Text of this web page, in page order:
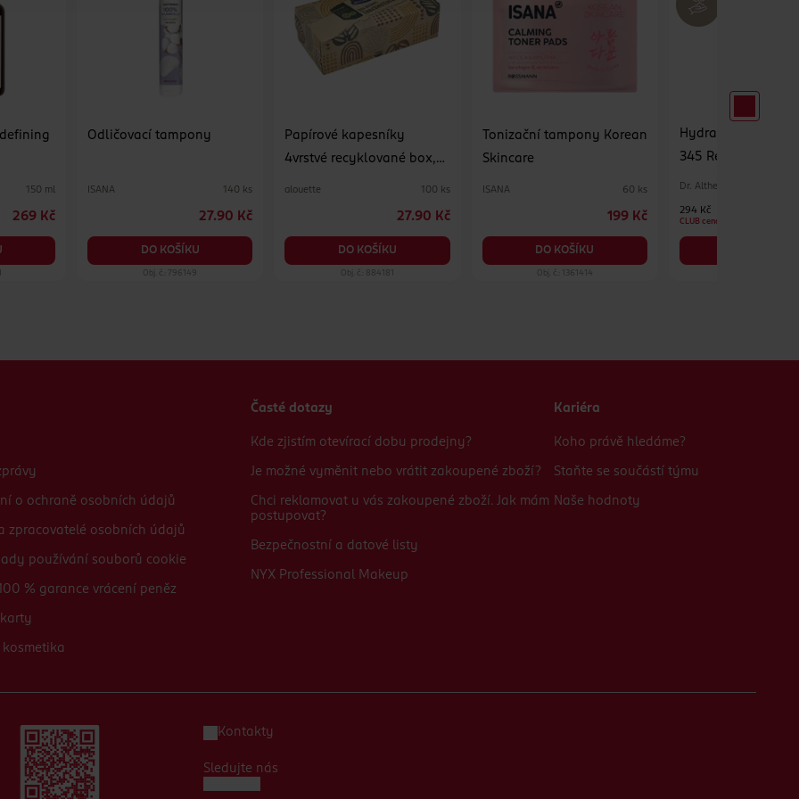
150 ml
269 Kč
Odličovací tampony
ISANA 140 ks
27.90 Kč
DO KOŠÍKU
Obj. č.: 796149
Papírové kapesníky
4vrstvé recyklované box,
alouette 100 ks
27.90 Kč
DO KOŠÍKU
Obj. č.: 884181
Tonizační tampony Korean
Skincare
ISANA 60 ks
199 Kč
DO KOŠÍKU
Obj. č.: 1361414
Hydratační
345 Relief Cream
Dr. Althea
294 Kč
CLUB cena
o ochraně osobních údajů
zpracovatelé osobních údajů
používání souborů cookie
% garance vrácení peněz
kosmetika
Časté dotazy
Kde zjistím otevírací dobu prodejny?
Je možné vyměnit nebo vrátit zakoupené zboží?
Chci reklamovat u vás zakoupené zboží. Jak mám
postupovat?
Bezpečnostní a datové listy
NYX Professional Makeup
Kariéra
Koho právě hledáme?
Staňte se součástí týmu
Naše hodnoty
Kontakty
Sledujte nás